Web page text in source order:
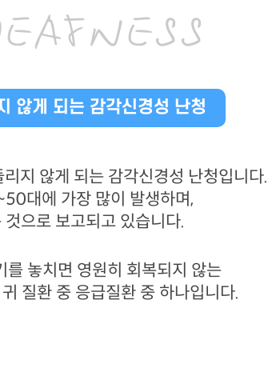
않게 되는 감각신경성 난청
지 않게 되는 감각신경성 난청입니다.
대에 가장 많이 발생하며,
으로 보고되고 있습니다.
놓치면 영원히 회복되지 않는
질환 중 응급질환 중 하나입니다.